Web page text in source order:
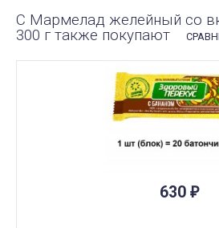
С Мармелад желейный со
300 г также покупают
630 ₽